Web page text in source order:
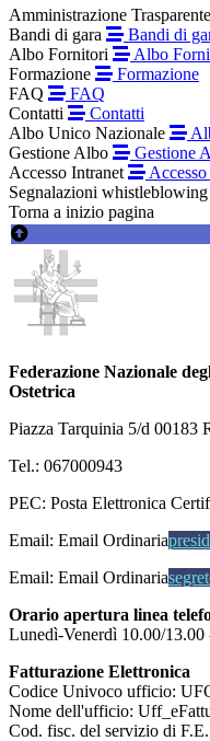
Amministrazione Trasparente
Bandi di gara
Bandi di
Albo Fornitori
Albo
Formazione
Formazione
FAQ
FAQ
Contatti
Contatti
Albo Unico Nazionale
Gestione Albo
Gestione
Accesso Intranet
Segnalazioni whistleblowing
Torna a inizio pagina
Federazione Nazionale
Ostetrica
Piazza Tarquinia 5/d 00183
Tel.: 067000943
PEC: Posta Elettronica
Email: Email Ordinaria
Email: Email Ordinaria
Orario apertura linea
Lunedì-Venerdì 10.00/13.00
Fatturazione Elettronica
Codice Univoco ufficio:
Nome dell'ufficio:
Cod. fisc. del servizio di